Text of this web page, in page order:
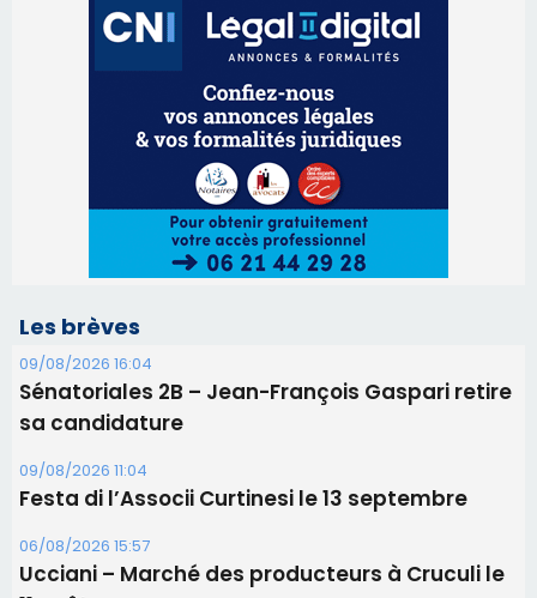
Les brèves
09/08/2026 16:04
Sénatoriales 2B – Jean-François Gaspari retire
sa candidature
09/08/2026 11:04
Festa di l’Associi Curtinesi le 13 septembre
06/08/2026 15:57
Ucciani – Marché des producteurs à Cruculi le